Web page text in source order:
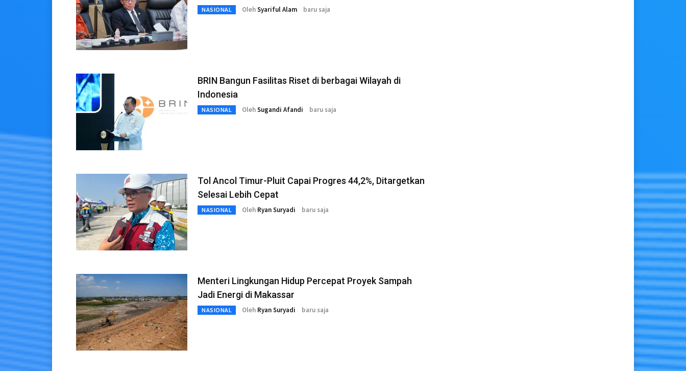
NASIONAL OlehSyariful Alam baru saja
BRIN Bangun Fasilitas Riset di berbagai Wilayah di
Indonesia
NASIONAL OlehSugandi Afandi baru saja
Tol Ancol Timur-Pluit Capai Progres 44,2%, Ditargetkan
Selesai Lebih Cepat
NASIONAL Oleh Ryan Suryadi baru saja
Menteri Lingkungan Hidup Percepat Proyek Sampah
Jadi Energi di Makassar
NASIONAL Oleh Ryan Suryadi baru saja